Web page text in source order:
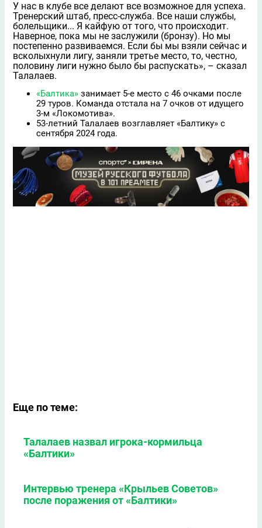
У нас в клубе все делают все возможное для успеха.
Тренерский штаб, пресс-служба. Все наши службы,
болельщики... Я кайфую от того, что происходит.
Наверное, пока мы не заслужили (бронзу). Но мы
постепенно развиваемся. Если бы мы взяли сейчас и
всколыхнули лигу, заняли третье место, то, честно,
половину лиги нужно было бы распускать», – сказал
Талалаев.
«Балтика» занимает 5-е место с 46 очками после
29 туров. Команда отстала на 7 очков от идущего
3-м «Локомотива».
53-летний Талалаев возглавляет «Балтику» с
сентября 2024 года.
Еще по теме:
Талалаев назвал игрока-кормильца
«Балтики»
Интервью тренера «Крыльев Советов»
после поражения от «Балтики»